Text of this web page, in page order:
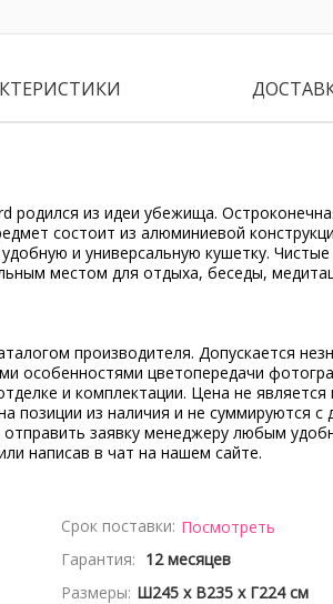
родился из идеи убежища.
состоит из алюминиевой
и универсальную кушетку.
местом для отдыха, беседы,
производителя. Допускается
особенностями цветопередачи
и комплектации. Цена не является
позиции из наличия и не суммируются с
заявку менеджеру любым
написав в чат на нашем сайте.
Срок поставки: Посмотреть
Гарантия: 12 месяцев
Размеры: Ш245 x В235 x Г224 см